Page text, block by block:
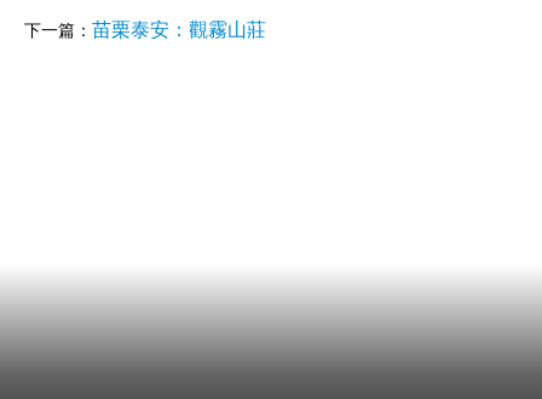
下一篇： 苗栗泰安：觀霧山莊